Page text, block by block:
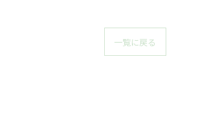
一覧に戻る